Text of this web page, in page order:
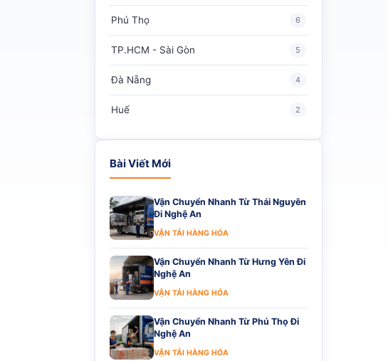
Phú Thọ 6
TP.HCM - Sài Gòn 5
Đà Nẵng 4
Huế 2
Bài Viết Mới
Vận Chuyển Nhanh Từ Thái Nguyên
Đi Nghệ An
VẬN TẢI HÀNG HÓA
Vận Chuyển Nhanh Từ Hưng Yên Đi
Nghệ An
VẬN TẢI HÀNG HÓA
Vận Chuyển Nhanh Từ Phú Thọ Đi
Nghệ An
VẬN TẢI HÀNG HÓA